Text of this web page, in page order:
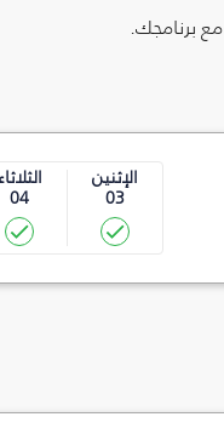
برنامجك.
الإثنين
03
الثلاثاء
04